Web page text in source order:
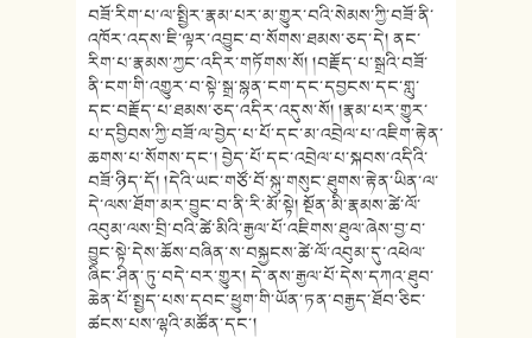
བཟོ་རིག་པ་ལ་སྤྱིར་རྣམ་པར་མ་གྱུར་བའི་སེམས་ཀྱི་བཟོ་ནི་
འཁོར་འདས་ཇི་ལྟར་འབྱུང་བ་སོགས་ཐམས་ཅད་དེ། ནང་
རིག་པ་རྣམས་ཀྱང་འདིར་གཏོགས་སོ། །བརྗོད་པ་སྒྲའི་བཟོ་
ནི་ངག་གི་འགྱུར་བ་སྟེ་སྒྲ་སྙན་ངག་དང་དབྱངས་དང་གླུ་
དང་བརྗོད་པ་ཐམས་ཅད་འདིར་འདུས་སོ། །རྣམ་པར་གྱུར་
པ་དབྱིབས་ཀྱི་བཟོ་ལ་བྱེད་པ་པོ་དང་མ་འབྲེལ་པ་འཇིག་རྟེན་
ཆགས་པ་སོགས་དང་། བྱེད་པོ་དང་འབྲེལ་པ་སྐབས་འདིའི་
བཟོ་ཉིད་དོ། །དེའི་ཡང་གཙོ་བོ་སྐུ་གསུང་ཐུགས་རྟེན་ཡིན་ལ་
དེ་ལས་ཐོག་མར་བྱུང་བ་ནི་རི་མོ་སྟེ། སྔོན་མི་རྣམས་ཚེ་ལོ་
འབུམ་ལས་བྲི་བའི་ཚེ་མིའི་རྒྱལ་པོ་འཇིགས་ཐུལ་ཞེས་བྱ་བ་
བྱུང་སྟེ་དེས་ཆོས་བཞིན་ས་བསྐྱངས་ཚེ་ལོ་འབུམ་དུ་འཕེལ་
ཞིང་ཤིན་ཏུ་བདེ་བར་གྱུར། དེ་ནས་རྒྱལ་པོ་དེས་དཀའ་ཐུབ་
ཆེན་པོ་སྤྱད་པས་དབང་ཕྱུག་གི་ཡོན་ཏན་བརྒྱད་ཐོབ་ཅིང་
ཚངས་པས་ལྷའི་མཚོན་དང་།